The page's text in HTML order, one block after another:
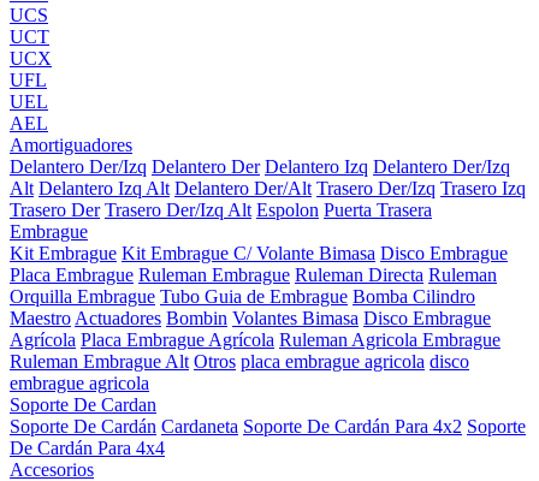
UCS
UCT
UCX
UFL
UEL
AEL
Amortiguadores
Delantero Der/Izq Delantero Der Delantero Izq Delantero Der/Izq
Alt Delantero Izq Alt Delantero Der/Alt Trasero Der/Izq Trasero Izq
Trasero Der Trasero Der/Izq Alt Espolon Puerta Trasera
Embrague
Kit Embrague Kit Embrague C/ Volante Bimasa Disco Embrague
Placa Embrague Ruleman Embrague Ruleman Directa Ruleman
Orquilla Embrague Tubo Guia de Embrague Bomba Cilindro
Maestro Actuadores Bombin Volantes Bimasa Disco Embrague
Agrícola Placa Embrague Agrícola Ruleman Agricola Embrague
Ruleman Embrague Alt Otros placa embrague agricola disco
embrague agricola
Soporte De Cardan
Soporte De Cardán Cardaneta Soporte De Cardán Para 4x2 Soporte
De Cardán Para 4x4
Accesorios